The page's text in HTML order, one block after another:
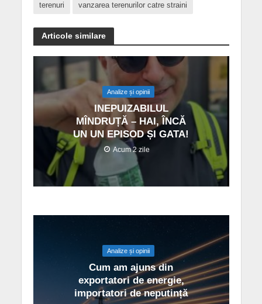
terenuri vanzarea terenurilor catre straini
Articole similare
Analize și opinii
INEPUIZABILUL
MÎNDRUȚĂ – HAI, ÎNCĂ
UN UN EPISOD ȘI GATA!
Acum 2 zile
Analize și opinii
Cum am ajuns din
exportatori de energie,
importatori de neputință